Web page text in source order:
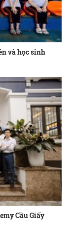
và học sinh
Cầu Giấy